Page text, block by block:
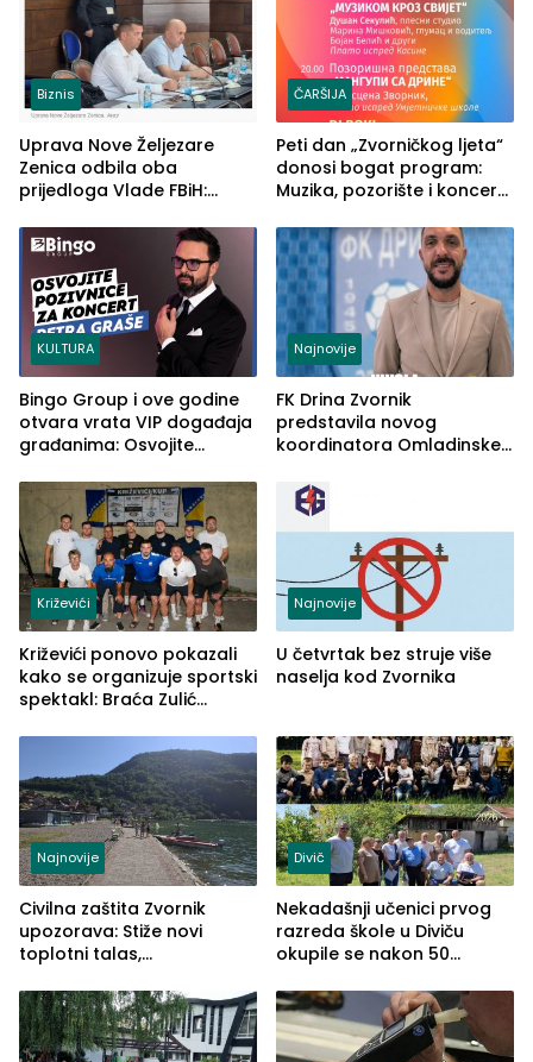
Biznis
Uprava Nove Željezare
Zenica odbila oba
prijedloga Vlade FBiH:
rješenje
ČARŠIJA
Peti dan „Zvorničkog ljeta“
donosi bogat program:
Muzika, pozorište i koncert
KULTURA
Bingo Group i ove godine
otvara vrata VIP događaja
građanima: Osvojite
Graše
Najnovije
FK Drina Zvornik
predstavila novog
koordinatora Omladinske
Križevići
Križevići ponovo pokazali
kako se organizuje sportski
spektakl: Braća Zulić
Najnovije
U četvrtak bez struje više
naselja kod Zvornika
Najnovije
Civilna zaštita Zvornik
upozorava: Stiže novi
toplotni talas,
Divič
Nekadašnji učenici prvog
razreda škole u Diviču
okupile se nakon 50
Pašić im održao čas
(FOTO)